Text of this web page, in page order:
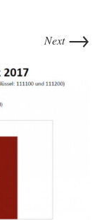
Next →